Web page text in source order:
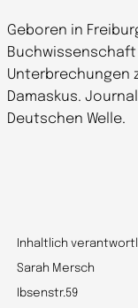
Geboren in
Unterbrechungen
Damaskus.
Deutschen Welle.
Inhaltlich
Sarah Mersch
Ibsenstr.59